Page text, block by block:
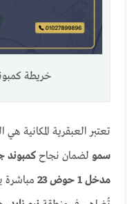
خريطة
تعتبر العبقرية المكانية
سمو لضمان نجاحكمبوند
مدخل 1 حوض 23
مباشرة